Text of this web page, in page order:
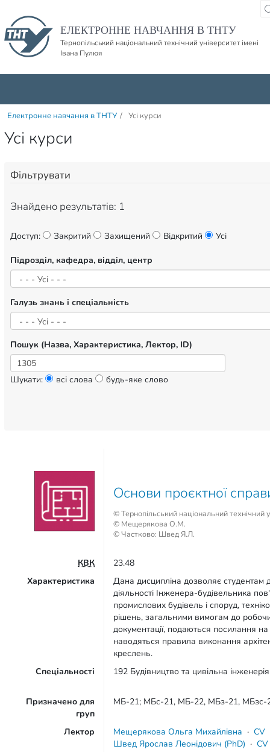
ЕЛЕКТРОННЕ НАВЧАННЯ В ТНТУ
Тернопільський національний технічний університет імені
Івана Пулюя
Електронне навчання в ТНТУ / Усі курси
Усі курси
Фільтрувати
Знайдено результатів: 1
Доступ: Закритий Захищений Відкритий Усі
Підрозділ, кафедра, відділ, центр
Галузь знань і спеціальність
Пошук (Назва, Характеристика, Лектор, ID)
Шукати: всі слова будь-яке слово
Основи проєктної
© Тернопільський національний технічний
© Мещерякова О.М.
© Частково: Швед Я.Л.
КВК
23.48
Характеристика
Дана дисципліна дозволяє студентам
діяльності Інженера-будівельника
промислових будівель і споруд,
рішень, загальними вимогам до
документації, подаються посилання
наводяться правила виконання
креслень.
Спеціальності
192 Будівництво та цивільна
Призначено для
груп
МБ-21; МБс-21, МБ-22, МБз-21,
Лектор Мещерякова Ольга Михайлівна · CV
Швед Ярослав Леонідович (PhD) · CV